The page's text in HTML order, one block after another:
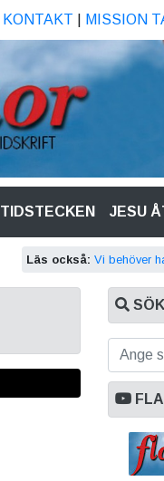
KONTAKT MISSION
TIDSTECKEN JESU
Läs också: Vi behöver